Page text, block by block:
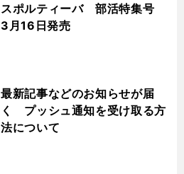
スポルティーバ 部活特集号
3月16日発売
最新記事などのお知らせが届
く プッシュ通知を受け取る方
法について